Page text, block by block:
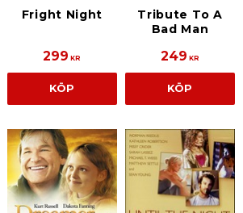
Fright Night
299 KR
KÖP
Tribute To A
Bad Man
249 KR
KÖP